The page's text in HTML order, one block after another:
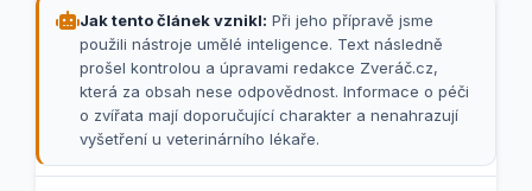
Jak tento článek vznikl: Při jeho přípravě jsme
použili nástroje umělé inteligence. Text následně
prošel kontrolou a úpravami redakce Zveráč.cz,
která za obsah nese odpovědnost. Informace o péči
o zvířata mají doporučující charakter a nenahrazují
vyšetření u veterinárního lékaře.